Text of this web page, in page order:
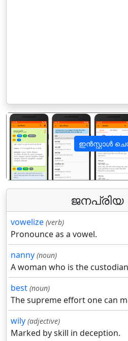
ഇൻസ്റ്റാൾ
पिछला
ജനപ്രിയ
vowelize (verb)
Pronounce as a vowel.
nanny (noun)
A woman who is the
best (noun)
The supreme effort one can
wily (adjective)
Marked by skill in deception.